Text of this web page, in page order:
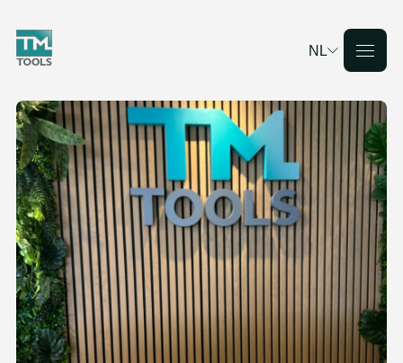
NL
Deutsch
Français
Nederlands